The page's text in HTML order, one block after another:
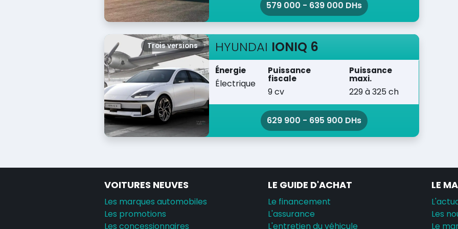
579 000 - 639 000 DHs
Trois versions HYUNDAI IONIQ 6
Énergie
Électrique
Puissance
fiscale
9 cv
Puissance
maxi.
229 à 325 ch
629 900 - 695 900 DHs
VOITURES NEUVES
Les marques automobiles
Les promotions
Les concessionnaires
LE GUIDE D'ACHAT
Le financement
L'assurance
L'entretien du véhicule
LE
Les
Le